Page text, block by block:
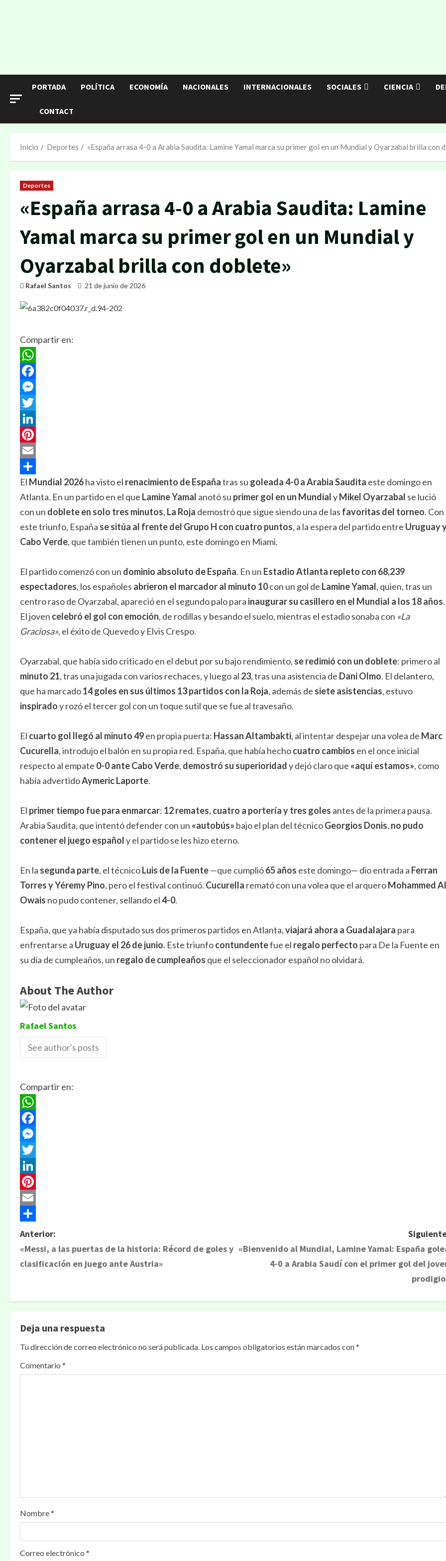
PORTADA POLÍTICA ECONOMÍA NACIONALES INTERNACIONALES SOCIALES CIENCIA
CONTACT
Inicio Deportes «España arrasa 4-0 a Arabia Saudita: Lamine Yamal marca su primer gol en un Mundial y Oyarzabal brilla con
Deportes
«España arrasa 4-0 a Arabia Saudita: Lamine
Yamal marca su primer gol en un Mundial y
Oyarzabal brilla con doblete»
Rafael Santos 21 de junio de 2026
Compartir en:
WhatsApp
Facebook
Messenger
Twitter
LinkedIn
Pinterest
Email
Compartir
El Mundial 2026ha visto el renacimiento de Españatras su goleada 4-0 a Arabia Saudita este domingo en
Atlanta. En un partido en el que Lamine Yamal anotó su primer gol en un MundialyMikel Oyarzabal se lució
con un doblete en solo tres minutos, La Roja demostró que sigue siendo una de las favoritas del torneo. Con
este triunfo, España se sitúa al frente del Grupo H con cuatro puntos, a la espera del partido entre Uruguay
Cabo Verde, que también tienen un punto, este domingo en Miami.
El partido comenzó con un dominio absoluto de España. En un Estadio Atlanta repleto con 68,239
espectadores, los españoles abrieron el marcador al minuto 10con un gol de Lamine Yamal, quien, tras un
centro raso de Oyarzabal, apareció en el segundo palo para inaugurar su casillero en el Mundial a los 18 años.
El joven celebró el gol con emoción, de rodillas y besando el suelo, mientras el estadio sonaba con «La
Graciosa», el éxito de Quevedo y Elvis Crespo.
Oyarzabal, que había sido criticado en el debut por su bajo rendimiento, se redimió con un doblete: primero al
minuto 21, tras una jugada con varios rechaces, y luego al 23, tras una asistencia de Dani Olmo. El delantero,
que ha marcado14 goles en sus últimos 13 partidos con la Roja, además de siete asistencias, estuvo
inspiradoy rozó el tercer gol con un toque sutil que se fue al travesaño.
El cuarto gol llegó al minuto 49en propia puerta: Hassan Altambakti, al intentar despejar una volea de Marc
Cucurella, introdujo el balón en su propia red. España, que había hechocuatro cambios en el once inicial
respecto al empate 0-0 ante Cabo Verde, demostró su superioridady dejó claro que «aquí estamos», como
había advertidoAymeric Laporte.
El primer tiempo fue para enmarcar: 12 remates, cuatro a portería y tres goles antes de la primera pausa.
Arabia Saudita, que intentó defender con un «autobús» bajo el plan del técnicoGeorgios Donis, no pudo
contener el juego españoly el partido se les hizo eterno.
En la segunda parte, el técnicoLuis de la Fuente—que cumplió65 años este domingo— dio entrada a Ferran
Torres y Yéremy Pino, pero el festival continuó. Cucurella remató con una volea que el arqueroMohammed Al
Owais no pudo contener, sellando el4-0.
España, que ya había disputado sus dos primeros partidos en Atlanta,viajará ahora a Guadalajara para
enfrentarse a Uruguay el 26 de junio. Este triunfocontundentefue el regalo perfecto para De la Fuente en
su día de cumpleaños, un regalo de cumpleaños que el seleccionador español no olvidará.
About The Author
Rafael Santos
See author's posts
Compartir en:
WhatsApp
Facebook
Messenger
Twitter
LinkedIn
Pinterest
Email
Compartir
N
a
e
g
a
c
n
r
Anterior:
«Messi, a las puertas de la historia: Récord de goles y
clasificación en juego ante Austria»
«Bienvenido al Mundial, Lamine Yamal: España
4-0 a Arabia Saudí con el primer gol del
Deja una respuesta
Tu dirección de correo electrónico no será publicada. Los campos obligatorios están marcados con*
Comentario *
Nombre*
Correo electrónico *